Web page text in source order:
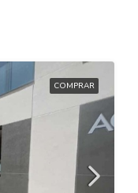
COMPRAR